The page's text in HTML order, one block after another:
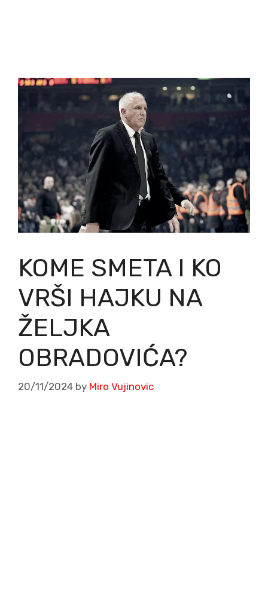
KOME SMETA I KO
VRŠI HAJKU NA
ŽELJKA
OBRADOVIĆA?
20/11/2024 by Miro Vujinovic